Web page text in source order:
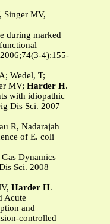
Singer MV,
during marked
4):155-
Wedel, T;
MV; Harder H.
with idiopathic
Dis Sci. 2007
R, Nadarajah
of E. coli
Dynamics
Sci. 2008
Harder H.
Acute
and
controlled